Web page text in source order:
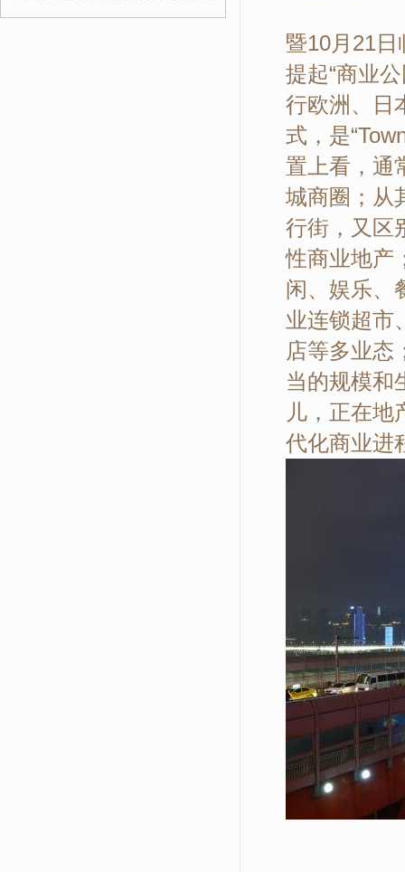
暨10月21
提起“商业
行欧洲、日
式，是
置上看，通
城商圈；从
行街，又区
性商业地产
闲、娱乐、
业连锁超市
店等多业态
当的规模和
儿，正在地
代化商业进